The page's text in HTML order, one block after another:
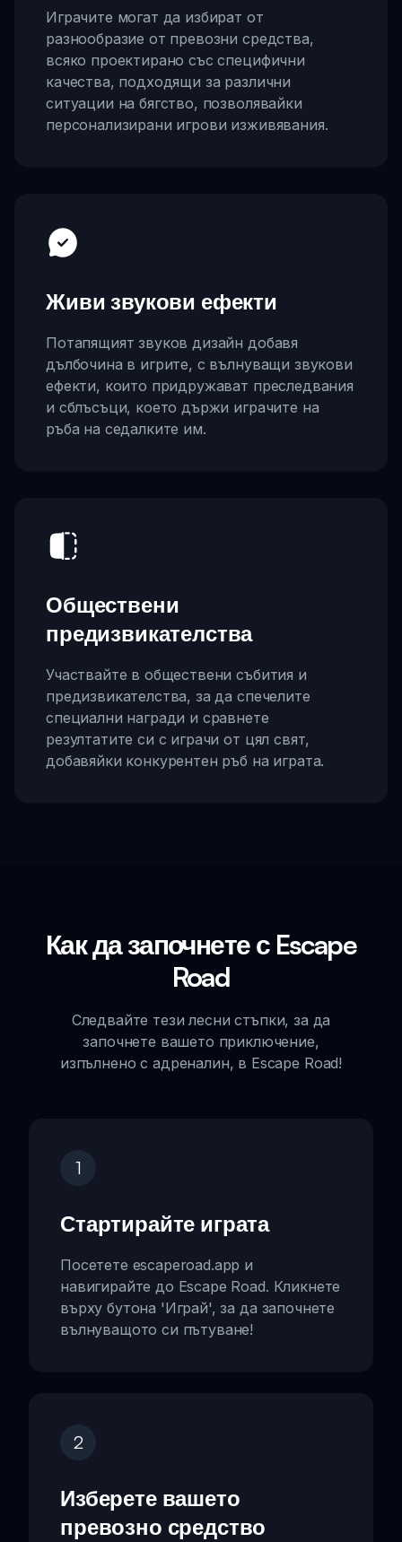
Играчите могат да избират от
разнообразие от превозни средства,
всяко проектирано със специфични
качества, подходящи за различни
ситуации на бягство, позволявайки
персонализирани игрови изживявания.
Живи звукови ефекти
Потапящият звуков дизайн добавя
дълбочина в игрите, с вълнуващи звукови
ефекти, които придружават преследвания
и сблъсъци, което държи играчите на
ръба на седалките им.
Обществени
предизвикателства
Участвайте в обществени събития и
предизвикателства, за да спечелите
специални награди и сравнете
резултатите си с играчи от цял свят,
добавяйки конкурентен ръб на играта.
Как да започнете с Escape
Road
Следвайте тези лесни стъпки, за да
започнете вашето приключение,
изпълнено с адреналин, в Escape Road!
1
Стартирайте играта
Посетете escaperoad.app и
навигирайте до Escape Road. Кликнете
върху бутона 'Играй', за да започнете
вълнуващото си пътуване!
2
Изберете вашето
превозно средство